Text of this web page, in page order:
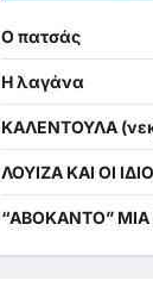
Ο πατσάς
Η λαγάνα
ΚΑΛΕΝΤΟΥΛΑ
ΛΟΥΙΖΑ ΚΑΙ ΟΙ
“ΑΒΟΚΑΝΤΟ”